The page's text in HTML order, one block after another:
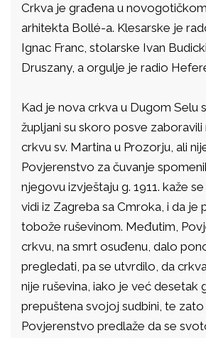
Crkva je građena u
arhitekta Bollé-a. Klesarske je
Ignac Franc, stolarske Ivan
Druszany, a orgulje je radio
Kad je nova crkva u Dugom Selu
župljani su skoro posve
crkvu sv. Martina u Prozorju, ali
Povjerenstvo za čuvanje
njegovu izvještaju g. 1911. kaže
vidi iz Zagreba sa Cmroka, i da je
tobože ruševinom. Međutim,
crkvu, na smrt osuđenu, dalo
pregledati, pa se utvrdilo, da
nije ruševina, iako je već desetak
prepuštena svojoj sudbini, te zato
Povjerenstvo predlaže da se